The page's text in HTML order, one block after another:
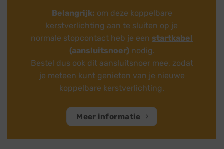
Belangrijk: om deze koppelbare
kerstverlichting aan te sluiten op je
normale stopcontact heb je een startkabel
(aansluitsnoer)nodig.
Bestel dus ook dit aansluitsnoer mee, zodat
je meteen kunt genieten van je nieuwe
koppelbare kerstverlichting.
Meer informatie